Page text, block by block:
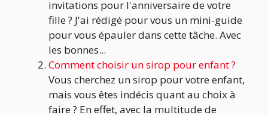
invitations pour l'anniversaire de votre
fille ? J'ai rédigé pour vous un mini-guide
pour vous épauler dans cette tâche. Avec
les bonnes...
Comment choisir un sirop pour enfant ?
Vous cherchez un sirop pour votre enfant,
mais vous êtes indécis quant au choix à
faire ? En effet, avec la multitude de